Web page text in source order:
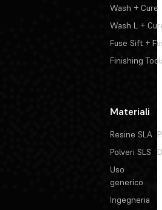
Wash + Cure
Wash L +
Fuse Sift +
Finishing
Materiali
Resine SLA
Polveri SLS
Uso
generico
Ingegneria